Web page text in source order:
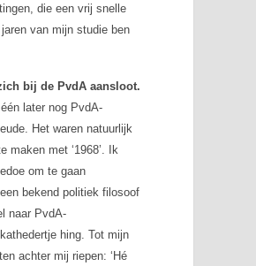
die een vrij snelle
van mijn studie ben
bij de PvdA aansloot.
later nog PvdA-
Het waren natuurlijk
maken met ‘1968’. Ik
om te gaan
bekend politiek filosoof
naar PvdA-
hing. Tot mijn
achter mij riepen: ‘Hé